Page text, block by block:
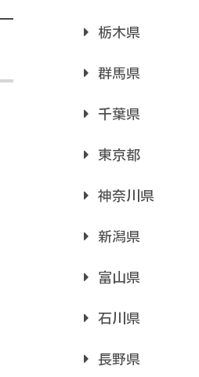
栃木県
群馬県
千葉県
東京都
神奈川県
新潟県
富山県
石川県
長野県